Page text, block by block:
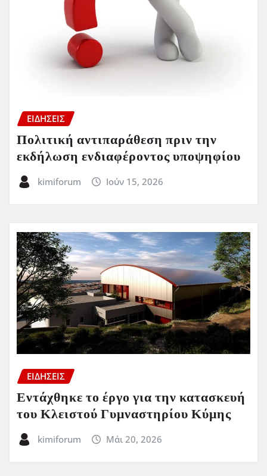
ΕΙΔΗΣΕΙΣ
Πολιτική αντιπαράθεση πριν την
εκδήλωση ενδιαφέροντος υποψηφίου
kimiforum Ιούν 15, 2026
ΕΙΔΗΣΕΙΣ
Εντάχθηκε το έργο για την κατασκευή
του Κλειστού Γυμναστηρίου Κύμης
kimiforum Μάι 20, 2026